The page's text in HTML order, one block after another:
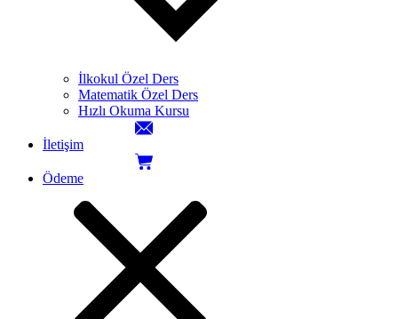
İlkokul Özel Ders
Matematik Özel Ders
Hızlı Okuma Kursu
İletişim
Ödeme